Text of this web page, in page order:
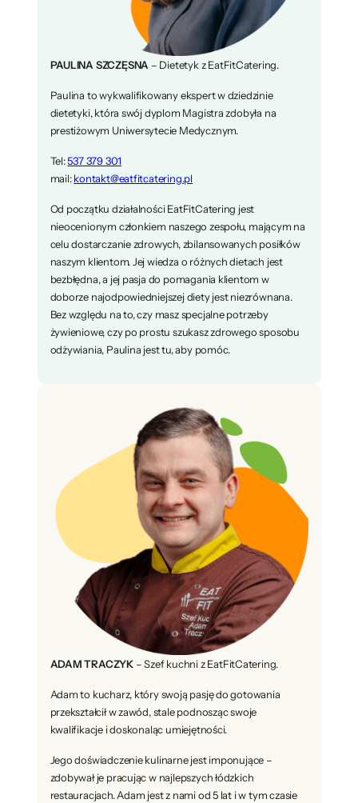
PAULINA SZCZĘSNA – Dietetyk z EatFitCatering.
Paulina to wykwalifikowany ekspert w dziedzinie
dietetyki, która swój dyplom Magistra zdobyła na
prestiżowym Uniwersytecie Medycznym.
Tel:537 379 301
mail:kontakt@eatfitcatering.pl
Od początku działalności EatFitCatering jest
nieocenionym członkiem naszego zespołu, mającym na
celu dostarczanie zdrowych, zbilansowanych posiłków
naszym klientom. Jej wiedza o różnych dietach jest
bezbłędna, a jej pasja do pomagania klientom w
doborze najodpowiedniejszej diety jest niezrównana.
Bez względu na to, czy masz specjalne potrzeby
żywieniowe, czy po prostu szukasz zdrowego sposobu
odżywiania, Paulina jest tu, aby pomóc.
ADAM TRACZYK– Szef kuchni z EatFitCatering.
Adam to kucharz, który swoją pasję do gotowania
przekształcił w zawód, stale podnosząc swoje
kwalifikacje i doskonaląc umiejętności.
Jego doświadczenie kulinarne jest imponujące –
zdobywał je pracując w najlepszych łódzkich
restauracjach. Adam jest z nami od 5 lat i w tym czasie